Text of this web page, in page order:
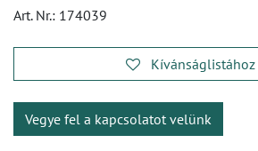
Art. Nr.: 174039
Kívánságlistához
Vegye fel a kapcsolatot velünk